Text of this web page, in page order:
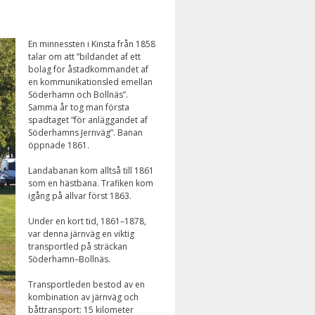
En minnessten i Kinsta från 1858
talar om att ”bildandet af ett
bolag för åstadkommandet af
en kommunikationsled emellan
Söderhamn och Bollnäs”.
Samma år tog man första
spadtaget ”för anläggandet af
Söderhamns Jernväg”. Banan
öppnade 1861.
Landabanan kom alltså till 1861
som en hästbana. Trafiken kom
igång på allvar först 1863.
Under en kort tid, 1861–1878,
var denna järnväg en viktig
transportled på sträckan
Söderhamn–Bollnäs.
Transportleden bestod av en
kombination av järnväg och
båttransport: 15 kilometer